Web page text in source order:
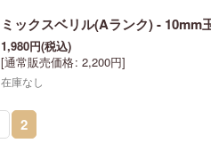
ミックスベリル(Aランク) - 10mm
1,980円(税込)
[通常販売価格: 2,200円]
在庫なし
2